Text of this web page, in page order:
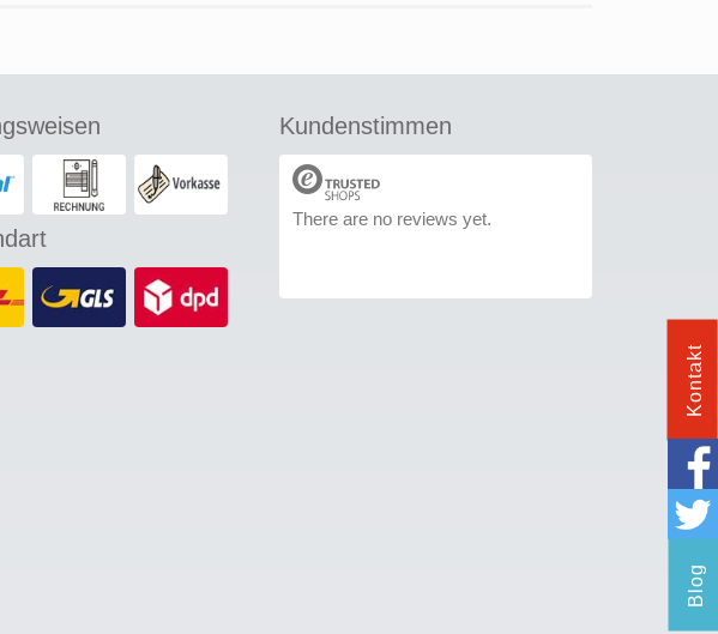
Kundenstimmen
There are no reviews yet.
Kontakt
Blog